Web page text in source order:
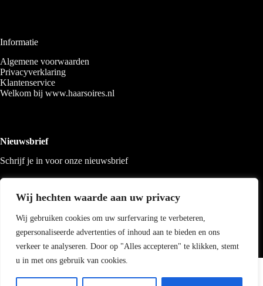
Wij hechten waarde aan uw privacy
Wij gebruiken cookies om uw surfervaring te verbeteren,
gepersonaliseerde advertenties of inhoud aan te bieden en ons
verkeer te analyseren. Door op "Alles accepteren" te klikken, stemt
u in met ons gebruik van cookies.
Informatie
Algemene voorwaarden
Privacyverklaring
Klantenservice
Welkom bij www.haarsoires.nl
Nieuwsbrief
Schrijf je in voor onze nieuwsbrief
Copyright 2026 Haarsoires